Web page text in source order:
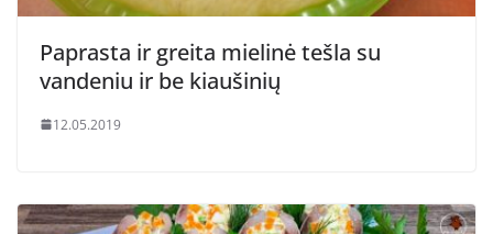
Paprasta ir greita mielinė tešla su
vandeniu ir be kiaušinių
12.05.2019